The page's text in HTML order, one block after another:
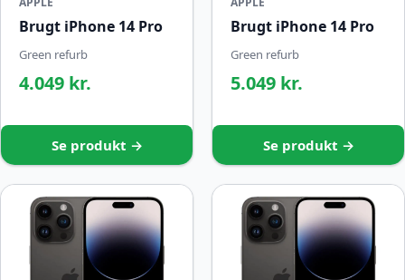
Brugt iPhone 14 Pro
Green refurb
4.049 kr.
Se produkt →
Brugt iPhone 14 Pro
Green refurb
5.049 kr.
Se produkt →